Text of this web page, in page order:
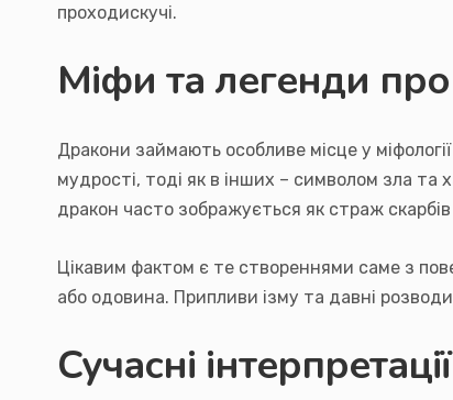
проходискучі.
Міфи та легенди про
Дракони займають особливе місце у
мудрості, тоді як в інших – символом зла та
дракон часто зображується як страж
Цікавим фактом є те створеннями саме з
або одовина. Припливи ізму та давні
Сучасні